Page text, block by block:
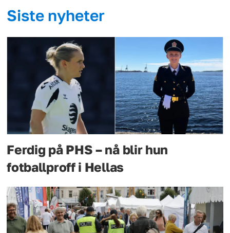
Siste nyheter
Ferdig på PHS – nå blir hun
fotballproff i Hellas